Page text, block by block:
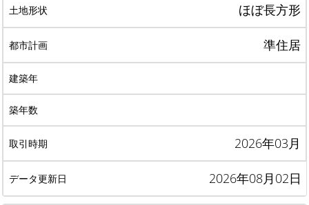
ほぼ長方形
準住居
2026年03月
2026年08月02日